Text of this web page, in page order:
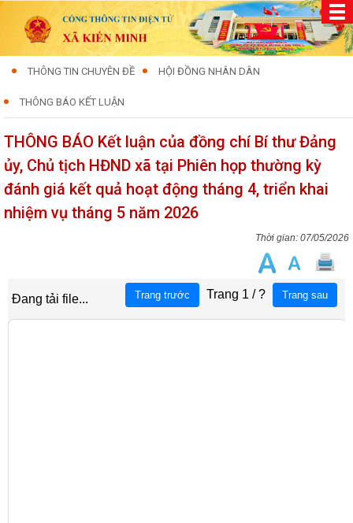
THÔNG TIN CHUYÊN ĐỀ HỘI ĐỒNG NHÂN DÂN
THÔNG BÁO KẾT LUẬN
THÔNG BÁO Kết luận của đồng chí Bí thư Đảng
ủy, Chủ tịch HĐND xã tại Phiên họp thường kỳ
đánh giá kết quả hoạt động tháng 4, triển khai
nhiệm vụ tháng 5 năm 2026
07/05/2026